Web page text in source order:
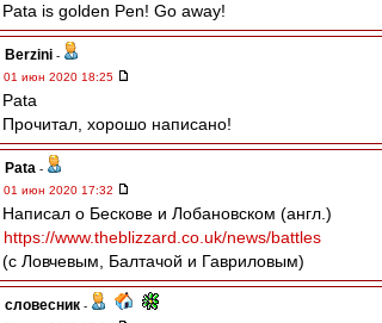
Pata is golden Pen! Go away!
Berzini -
01 июн 2020 18:25
Pata
Прочитал, хорошо написано!
Pata -
01 июн 2020 17:32
Написал о Бескове и Лобановском (англ.)
https://www.theblizzard.co.uk/news/battles
(с Ловчевым, Балтачой и Гавриловым)
словесник -